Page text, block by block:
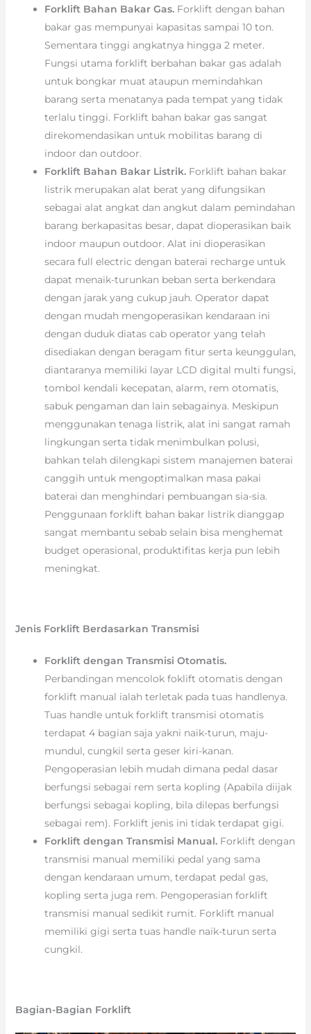
Forklift Bahan Bakar Gas. Forklift dengan bahan
bakar gas mempunyai kapasitas sampai 10 ton.
Sementara tinggi angkatnya hingga 2 meter.
Fungsi utama forklift berbahan bakar gas adalah
untuk bongkar muat ataupun memindahkan
barang serta menatanya pada tempat yang tidak
terlalu tinggi. Forklift bahan bakar gas sangat
direkomendasikan untuk mobilitas barang di
indoor dan outdoor.
Forklift Bahan Bakar Listrik. Forklift bahan bakar
listrik merupakan alat berat yang difungsikan
sebagai alat angkat dan angkut dalam pemindahan
barang berkapasitas besar, dapat dioperasikan baik
indoor maupun outdoor. Alat ini dioperasikan
secara full electric dengan baterai recharge untuk
dapat menaik-turunkan beban serta berkendara
dengan jarak yang cukup jauh. Operator dapat
dengan mudah mengoperasikan kendaraan ini
dengan duduk diatas cab operator yang telah
disediakan dengan beragam fitur serta keunggulan,
diantaranya memiliki layar LCD digital multi fungsi,
tombol kendali kecepatan, alarm, rem otomatis,
sabuk pengaman dan lain sebagainya. Meskipun
menggunakan tenaga listrik, alat ini sangat ramah
lingkungan serta tidak menimbulkan polusi,
bahkan telah dilengkapi sistem manajemen baterai
canggih untuk mengoptimalkan masa pakai
baterai dan menghindari pembuangan sia-sia.
Penggunaan forklift bahan bakar listrik dianggap
sangat membantu sebab selain bisa menghemat
budget operasional, produktifitas kerja pun lebih
meningkat.
Jenis Forklift Berdasarkan Transmisi
Forklift dengan Transmisi Otomatis.
Perbandingan mencolok foklift otomatis dengan
forklift manual ialah terletak pada tuas handlenya.
Tuas handle untuk forklift transmisi otomatis
terdapat 4 bagian saja yakni naik-turun, maju-
mundul, cungkil serta geser kiri-kanan.
Pengoperasian lebih mudah dimana pedal dasar
berfungsi sebagai rem serta kopling (Apabila diijak
berfungsi sebagai kopling, bila dilepas berfungsi
sebagai rem). Forklift jenis ini tidak terdapat gigi.
Forklift dengan Transmisi Manual.Forklift dengan
transmisi manual memiliki pedal yang sama
dengan kendaraan umum, terdapat pedal gas,
kopling serta juga rem. Pengoperasian forklift
transmisi manual sedikit rumit. Forklift manual
memiliki gigi serta tuas handle naik-turun serta
cungkil.
Bagian-Bagian Forklift